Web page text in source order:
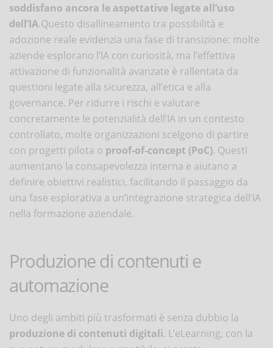
soddisfano ancora le aspettative legate all’uso
dell’IA​.Questo disallineamento tra possibilità e
adozione reale evidenzia una fase di transizione: molte
aziende esplorano l’IA con curiosità, ma l’effettiva
attivazione di funzionalità avanzate è rallentata da
questioni legate alla sicurezza, all’etica e alla
governance. Per ridurre i rischi e valutare
concretamente le potenzialità dell’IA in un contesto
controllato, molte organizzazioni scelgono di partire
con progetti pilota o proof-of-concept (PoC). Questi
aumentano la consapevolezza interna e aiutano a
definire obiettivi realistici, facilitando il passaggio da
una fase esplorativa a un’integrazione strategica dell’IA
nella formazione aziendale.
Produzione di contenuti e
automazione
Uno degli ambiti più trasformati è senza dubbio la
produzione di contenuti digitali. L’eLearning, con la